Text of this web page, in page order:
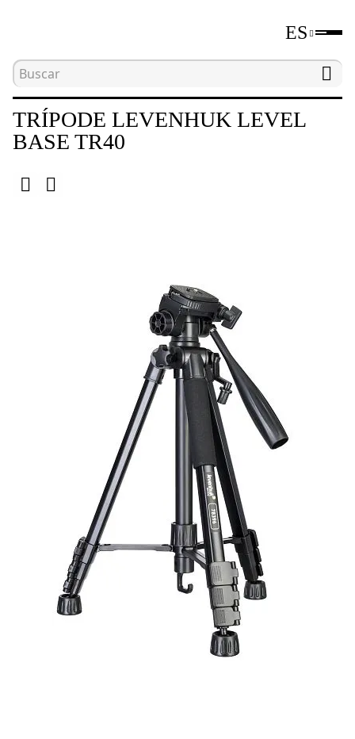
ES
Inicio Trípode
TRÍPODE LEVENHUK LEVEL
BASE TR40